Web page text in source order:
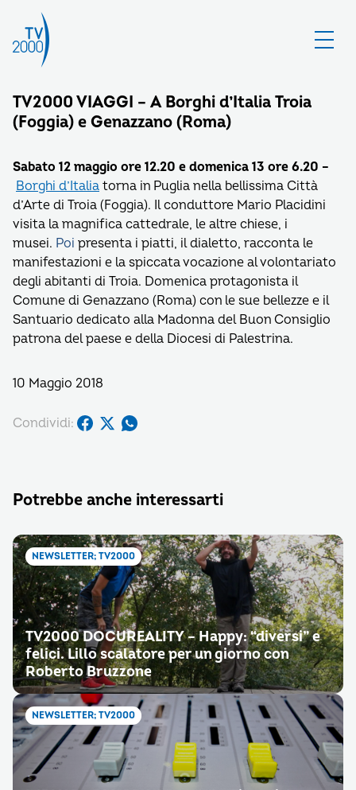
TV2000 VIAGGI – A Borghi d’Italia Troia
(Foggia) e Genazzano (Roma)
Sabato 12 maggio ore 12.20 e domenica 13 ore 6.20 –
Borghi d’Italia torna in Puglia nella bellissima Città
d’Arte di Troia (Foggia). Il conduttore Mario Placidini
visita la magnifica cattedrale, le altre chiese, i
musei. Poi presenta i piatti, il dialetto, racconta le
manifestazioni e la spiccata vocazione al volontariato
degli abitanti di Troia. Domenica protagonista il
Comune di Genazzano (Roma) con le sue bellezze e il
Santuario dedicato alla Madonna del Buon Consiglio
patrona del paese e della Diocesi di Palestrina.
10 Maggio 2018
Condividi:
Potrebbe anche interessarti
NEWSLETTER; TV2000
TV2000 DOCUREALITY – Happy: “diversi” e
felici. Lillo scalatore per un giorno con
Roberto Bruzzone
NEWSLETTER; TV2000